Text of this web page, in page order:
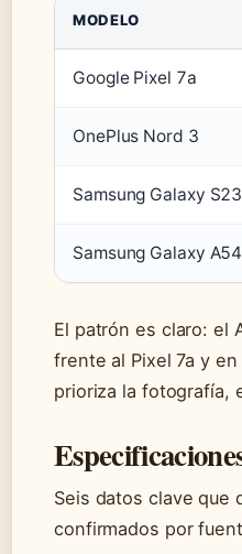
MODELO
Google Pixel 7a
OnePlus Nord 3
Samsung Galaxy
Samsung Galaxy A54
El patrón es claro: el
frente al Pixel 7a y
prioriza la fotografía,
Seis datos clave que
confirmados por